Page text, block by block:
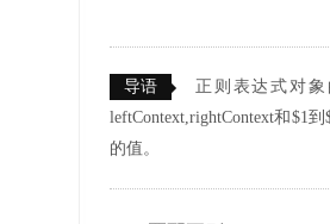
导语
正则表达式对象
leftContext,rightContext和$1
的值。